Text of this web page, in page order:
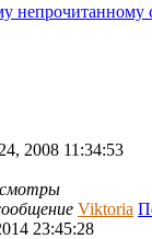
2008 11:34:53
Viktoria
23:45:28